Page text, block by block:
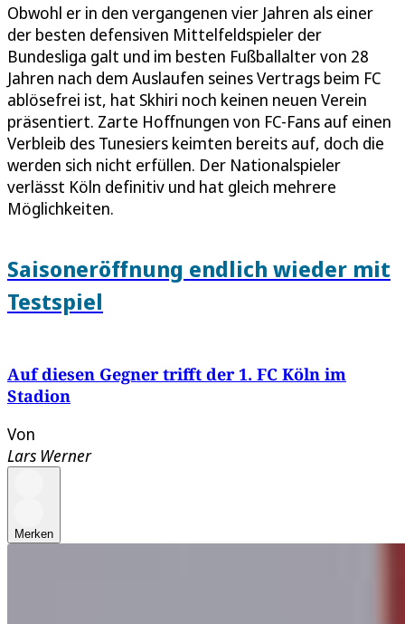
Obwohl er in den vergangenen vier Jahren als einer
der besten defensiven Mittelfeldspieler der
Bundesliga galt und im besten Fußballalter von 28
Jahren nach dem Auslaufen seines Vertrags beim FC
ablösefrei ist, hat Skhiri noch keinen neuen Verein
präsentiert. Zarte Hoffnungen von FC-Fans auf einen
Verbleib des Tunesiers keimten bereits auf, doch die
werden sich nicht erfüllen. Der Nationalspieler
verlässt Köln definitiv und hat gleich mehrere
Möglichkeiten.
Saisoneröffnung endlich wieder mit
Testspiel
Auf diesen Gegner trifft der 1. FC Köln im
Stadion
Von
Lars Werner
Merken